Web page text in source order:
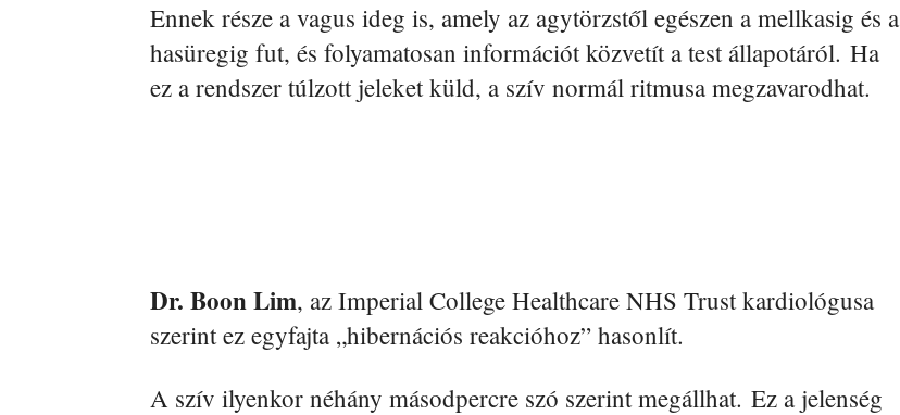
Ennek része a vagus ideg is, amely az agytörzstől egészen a mellkasig és a
hasüregig fut, és folyamatosan információt közvetít a test állapotáról. Ha
ez a rendszer túlzott jeleket küld, a szív normál ritmusa megzavarodhat.
Dr. Boon Lim, az Imperial College Healthcare NHS Trust kardiológusa
szerint ez egyfajta „hibernációs reakcióhoz” hasonlít.
A szív ilyenkor néhány másodpercre szó szerint megállhat. Ez a jelenség